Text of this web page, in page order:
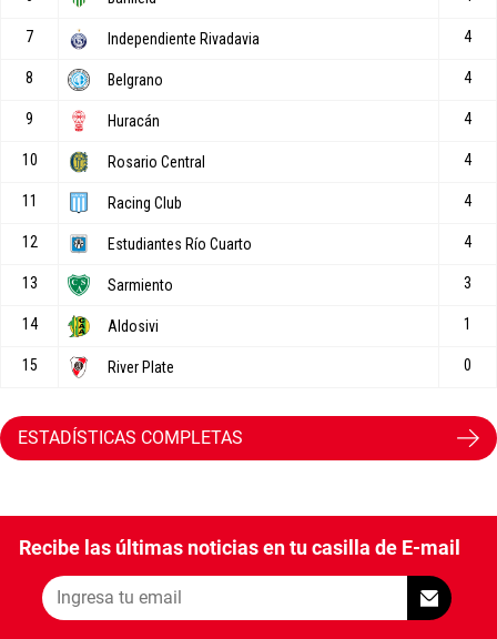
ESTADÍSTICAS COMPLETAS
Recibe las últimas noticias en tu casilla de E-mail